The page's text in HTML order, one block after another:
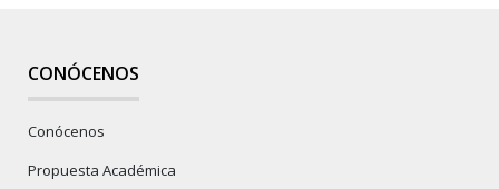
CONÓCENOS
Conócenos
Propuesta Académica